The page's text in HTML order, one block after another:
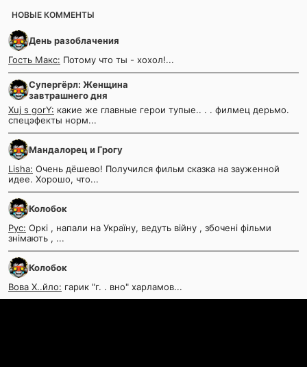
НОВЫЕ КОММЕНТЫ
День разоблачения
Гость Макс: Потому что ты - хохол!...
Супергёрл: Женщина
завтрашнего дня
Xuj s gorY: какие же главные герои тупые.. . . филмец дерьмо.
спецэфекты норм...
Мандалорец и Грогу
Lisha: Очень дёшево! Получился фильм сказка на зауженной
идее. Хорошо, что...
Колобок
Рус: Оркі , напали на Україну, ведуть війну , збочені фільми
знімають , ...
Колобок
Вова Х..йло: гарик "г. . вно" харламов...